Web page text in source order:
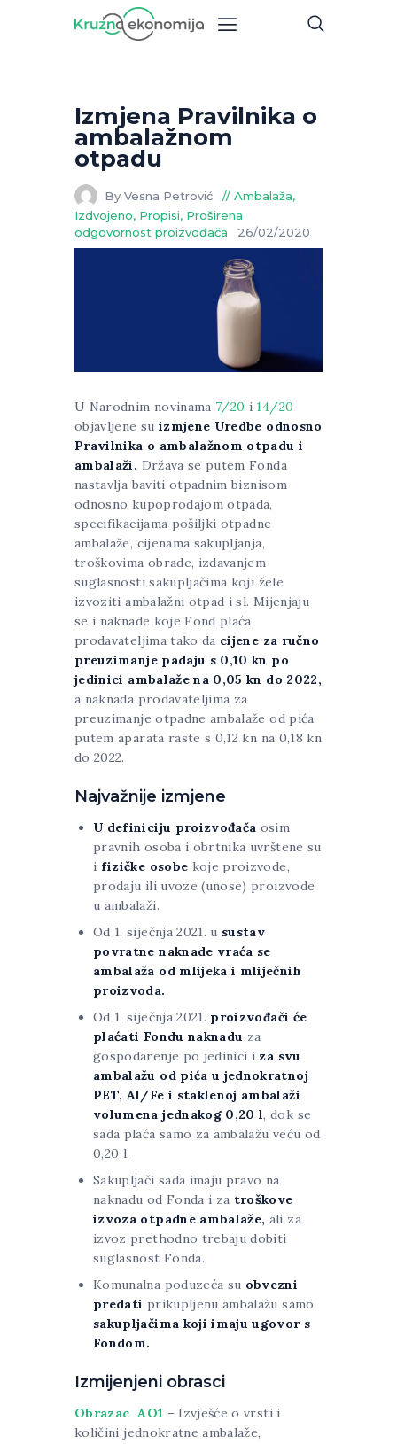
Izmjena Pravilnika o
ambalažnom
otpadu
By Vesna Petrović Ambalaža,
Izdvojeno, Propisi, Proširena
odgovornost proizvođača
26/02/2020
U Narodnim novinama 7/20 i 14/20
objavljene su izmjene Uredbe odnosno
Pravilnika o ambalažnom otpadu i
ambalaži. Država se putem Fonda
nastavlja baviti otpadnim biznisom
odnosno kupoprodajom otpada,
specifikacijama pošiljki otpadne
ambalaže, cijenama sakupljanja,
troškovima obrade, izdavanjem
suglasnosti sakupljačima koji žele
izvoziti ambalažni otpad i sl. Mijenjaju
se i naknade koje Fond plaća
prodavateljima tako da cijene za ručno
preuzimanje padaju s 0,10 kn po
jedinici ambalaže na 0,05 kn do 2022,
a naknada prodavateljima za
preuzimanje otpadne ambalaže od pića
putem aparata raste s 0,12 kn na 0,18 kn
do 2022.
Najvažnije izmjene
U definiciju proizvođača osim
pravnih osoba i obrtnika uvrštene su
i fizičke osobe koje proizvode,
prodaju ili uvoze (unose) proizvode
u ambalaži.
Od 1. siječnja 2021. u sustav
povratne naknade vraća se
ambalaža od mlijeka i mliječnih
proizvoda.
Od 1. siječnja 2021. proizvođači će
plaćati Fondu naknadu za
gospodarenje po jedinici i za svu
ambalažu od pića u jednokratnoj
PET, Al/Fe i staklenoj ambalaži
volumena jednakog 0,20 l, dok se
sada plaća samo za ambalažu veću od
0,20 l.
Sakupljači sada imaju pravo na
naknadu od Fonda i za troškove
izvoza otpadne ambalaže, ali za
izvoz prethodno trebaju dobiti
suglasnost Fonda.
Komunalna poduzeća su obvezni
predati prikupljenu ambalažu samo
sakupljačima koji imaju ugovor s
Fondom.
Izmijenjeni obrasci
Obrazac AO1 – Izvješće o vrsti i
količini jednokratne ambalaže,